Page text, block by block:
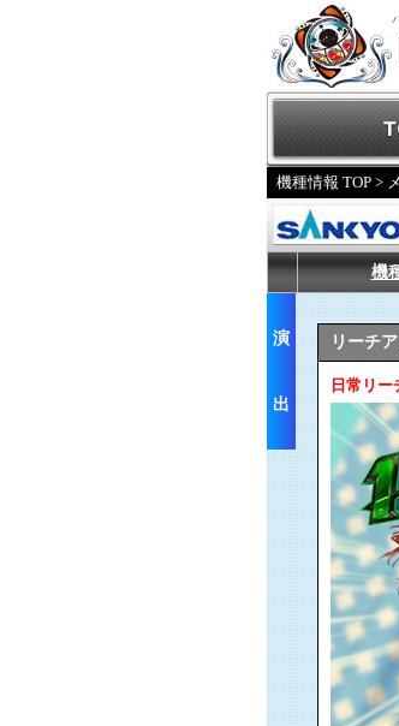
機種情報 TOP >
機
演
出
リーチ
日常リー